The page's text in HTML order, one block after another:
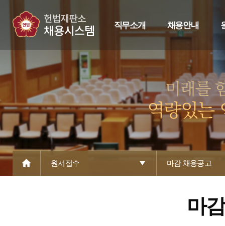
직무소개 채용안내
원서접수 마감 채용공고
마